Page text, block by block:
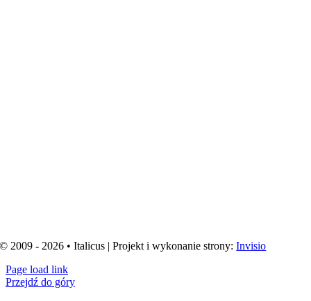
© 2009 - 2026 • Italicus | Projekt i wykonanie strony:Invisio
Page load link
Przejdź do góry